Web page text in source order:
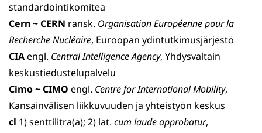
standardointikomitea
Cern ~ CERN ransk. Organisation Européenne pour la
Recherche Nucléaire, Euroopan ydintutkimusjärjestö
CIAengl. Central Intelligence Agency, Yhdysvaltain
keskustiedustelupalvelu
Cimo ~ CIMO engl. Centre for International Mobility,
Kansainvälisen liikkuvuuden ja yhteistyön keskus
cl 1) senttilitra(a); 2) lat. cum laude approbatur,